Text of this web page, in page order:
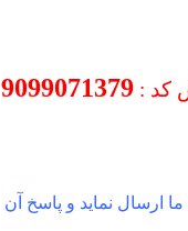
کد :9099071379
ارسال نماید و پاسخ آن